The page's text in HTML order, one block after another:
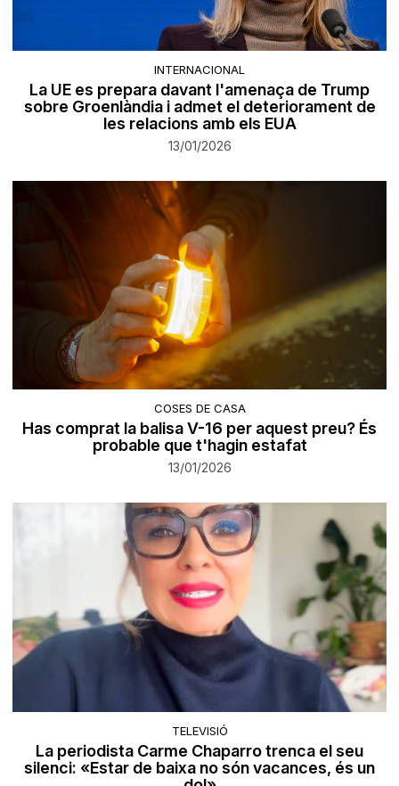
INTERNACIONAL
La UE es prepara davant l'amenaça de Trump
sobre Groenlàndia i admet el deteriorament de
les relacions amb els EUA
13/01/2026
COSES DE CASA
Has comprat la balisa V-16 per aquest preu? És
probable que t'hagin estafat
13/01/2026
TELEVISIÓ
La periodista Carme Chaparro trenca el seu
silenci: «Estar de baixa no són vacances, és un